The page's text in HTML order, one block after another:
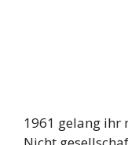
1961 gelang